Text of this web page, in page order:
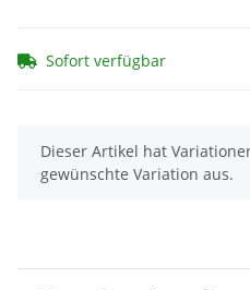
Sofort verfügbar
x
Dieser Artikel hat
gewünschte Variation aus.